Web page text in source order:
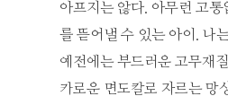
아프지는 않다. 아무런 고통
를 뜯어낼 수 있는 아이. 나
예전에는 부드러운 고무재
카로운 면도칼로 자르는 망